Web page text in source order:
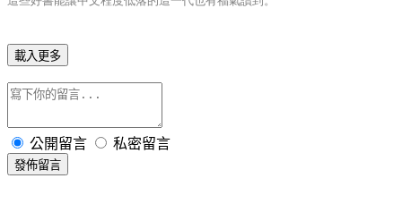
載入更多
公開留言 私密留言
發佈留言